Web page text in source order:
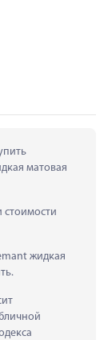
матовая
стоимости
жидкая